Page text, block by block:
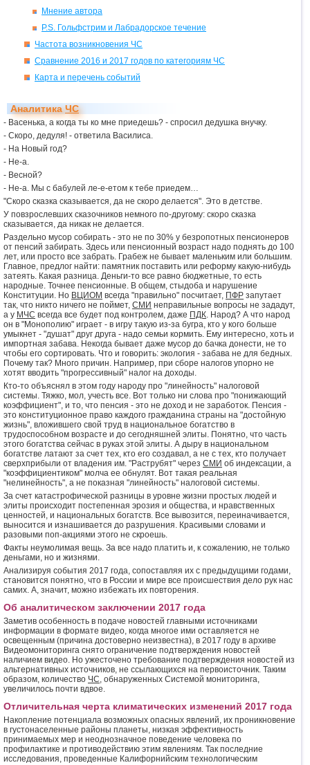
Мнение автора
P.S. Гольфстрим и Лабрадорское течение
Частота возникновения ЧС
Сравнение 2016 и 2017 годов по категориям ЧС
Карта и перечень событий
АналитикаЧС
- Васенька, а когда ты ко мне приедешь? - спросил дедушка внучку.
- Скоро, дедуля! - ответила Василиса.
- На Новый год?
- Не-а.
- Весной?
- Не-а. Мы с бабулей ле-е-етом к тебе приедем…
"Скоро сказка сказывается, да не скоро делается". Это в детстве.
У повзрослевших сказочников немного по-другому: скоро сказка
сказывается, да никак не делается.
Раздельно мусор собирать - это не по 30% у безропотных пенсионеров
от пенсий забирать. Здесь или пенсионный возраст надо поднять до 100
лет, или просто все забрать. Грабеж не бывает маленьким или большим.
Главное, предлог найти: памятник поставить или реформу какую-нибудь
затеять. Какая разница. Деньги-то все равно бюджетные, то есть
народные. Точнее пенсионные. В общем, стыдоба и нарушение
Конституции. Но ВЦИОМ всегда "правильно" посчитает, ПФР запутает
так, что никто ничего не поймет, СМИ неправильные вопросы не зададут,
а у МЧС всегда все будет под контролем, даже ПДК. Народ? А что народ
он в "Монополию" играет - в игру такую из-за бугра, кто у кого больше
умыкнет - "душат" друг друга - надо семьи кормить. Ему интересно, хоть и
импортная забава. Некогда бывает даже мусор до бачка донести, не то
чтобы его сортировать. Что и говорить: экология - забава не для бедных.
Почему так? Много причин. Например, при сборе налогов упорно не
хотят вводить "прогрессивный" налог на доходы.
Кто-то объяснял в этом году народу про "линейность" налоговой
системы. Тяжко, мол, учесть все. Вот только ни слова про "понижающий
коэффициент", и то, что пенсия - это не доход и не заработок. Пенсия -
это конституционное право каждого гражданина страны на "достойную
жизнь", вложившего свой труд в национальное богатство в
трудоспособном возрасте и до сегодняшней элиты. Понятно, что часть
этого богатства сейчас в руках этой элиты. А дыру в национальном
богатстве латают за счет тех, кто его создавал, а не с тех, кто получает
сверхприбыли от владения им. "Раструбят" через СМИ об индексации, а
"коэффициентиком" молча ее обнулят. Вот такая реальная
"нелинейность", а не показная "линейность" налоговой системы.
За счет катастрофической разницы в уровне жизни простых людей и
элиты происходит постепенная эрозия и общества, и нравственных
ценностей, и национальных богатств. Все вывозится, переиначивается,
выносится и изнашивается до разрушения. Красивыми словами и
разовыми поп-акциями этого не скроешь.
Факты неумолимая вещь. За все надо платить и, к сожалению, не только
деньгами, но и жизнями.
Анализируя события 2017 года, сопоставляя их с предыдущими годами,
становится понятно, что в России и мире все происшествия дело рук нас
самих. А, значит, можно избежать их повторения.
Об аналитическом заключении 2017 года
Заметив особенность в подаче новостей главными источниками
информации в формате видео, когда многое ими оставляется не
освещенным (причина достоверно неизвестна), в 2017 году в архиве
Видеомониторинга снято ограничение подтверждения новостей
наличием видео. Но ужесточено требование подтверждения новостей из
альтернативных источников, не ссылающихся на первоисточник. Таким
образом, количество ЧС, обнаруженных Системой мониторинга,
увеличилось почти вдвое.
Отличительная черта климатических изменений 2017 года
Накопление потенциала возможных опасных явлений, их проникновение
в густонаселенные районы планеты, низкая эффективность
принимаемых мер и неоднозначное поведение человека по
профилактике и противодействию этим явлениям. Так последние
исследования, проведенные Калифорнийским технологическим